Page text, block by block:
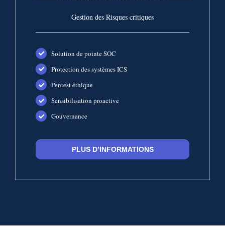
Gestion des Risques critiques
Solution de pointe SOC
Protection des systèmes ICS
Pentest éthique
Sensibilisation proactive
Gouvernance
PLUS D’INFORMATIONS